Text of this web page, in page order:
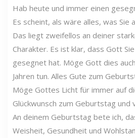
Hab heute und immer einen
Es scheint, als wäre alles, was Sie
Das liegt zweifellos an deiner
Charakter. Es ist klar, dass Gott
gesegnet hat. Möge Gott dies
Jahren tun. Alles Gute zum
Möge Gottes Licht für immer auf
Glückwunsch zum Geburtstag und
An deinem Geburtstag bete ich,
Weisheit, Gesundheit und